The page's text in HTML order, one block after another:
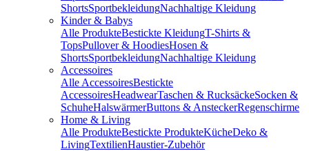
ShortsSportbekleidungNachhaltige Kleidung
Kinder & Babys
Alle ProdukteBestickte KleidungT-Shirts &
TopsPullover & HoodiesHosen &
ShortsSportbekleidungNachhaltige Kleidung
Accessoires
Alle AccessoiresBestickte
AccessoiresHeadwearTaschen & RucksäckeSocken &
SchuheHalswärmerButtons & AnsteckerRegenschirme
Home & Living
Alle ProdukteBestickte ProdukteKücheDeko &
LivingTextilienHaustier-Zubehör